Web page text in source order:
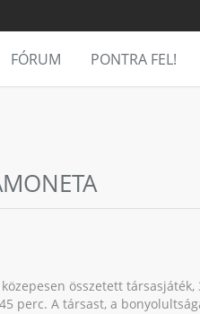
FÓRUM PONTRA FEL!
összetett
perc. A társast, a